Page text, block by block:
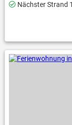
Nächster Strand